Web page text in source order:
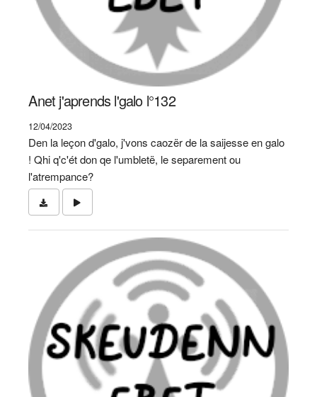
Anet j'aprends l'galo l°132
12/04/2023
Den la leçon d'galo, j'vons caozër de la saijesse en galo
! Qhi q'c'ét don qe l'umbletë, le separement ou
l'atrempance?